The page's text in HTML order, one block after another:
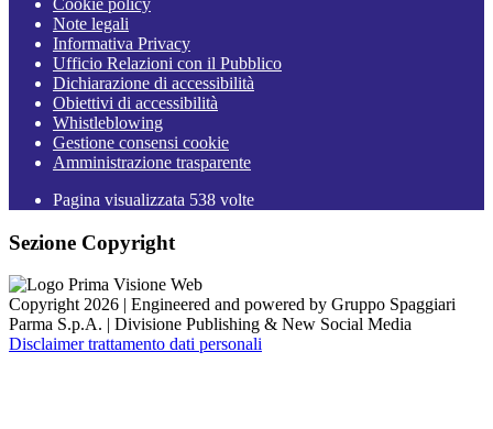
Cookie policy
Note legali
Informativa Privacy
Ufficio Relazioni con il Pubblico
Dichiarazione di accessibilità
Obiettivi di accessibilità
Whistleblowing
Gestione consensi cookie
Amministrazione trasparente
Pagina visualizzata 538 volte
Sezione Copyright
Copyright 2026 | Engineered and powered by Gruppo Spaggiari
Parma S.p.A. | Divisione Publishing & New Social Media
Disclaimer trattamento dati personali